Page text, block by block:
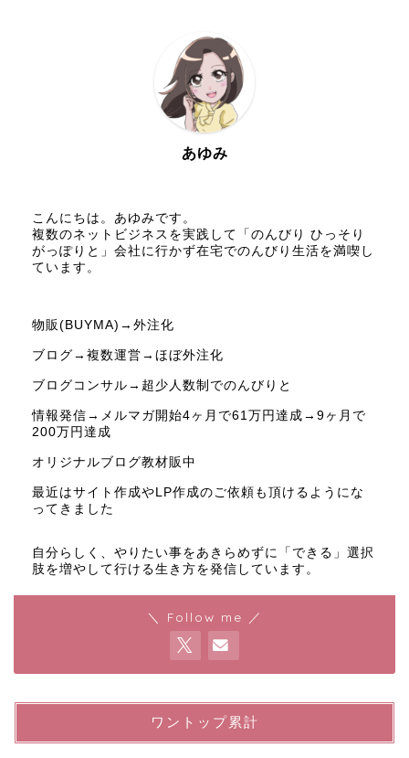
あゆみ
こんにちは。あゆみです。
複数のネットビジネスを実践して「のんびり ひっそり
がっぽりと」会社に行かず在宅でのんびり生活を満喫し
ています。
物販(BUYMA)→外注化
ブログ→複数運営→ほぼ外注化
ブログコンサル→超少人数制でのんびりと
情報発信→メルマガ開始4ヶ月で61万円達成→9ヶ月で
200万円達成
オリジナルブログ教材販中
最近はサイト作成やLP作成のご依頼も頂けるようにな
ってきました
自分らしく、やりたい事をあきらめずに「できる」選択
肢を増やして行ける生き方を発信しています。
＼ Follow me ／
ワントップ累計